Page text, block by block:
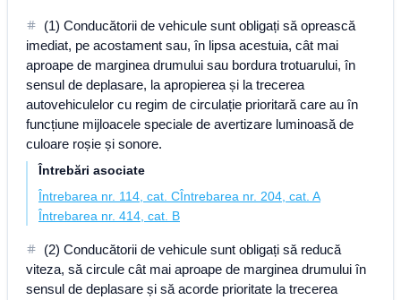
(1) Conducătorii de vehicule sunt obligați să oprească
imediat, pe acostament sau, în lipsa acestuia, cât mai
aproape de marginea drumului sau bordura trotuarului, în
sensul de deplasare, la apropierea și la trecerea
autovehiculelor cu regim de circulație prioritară care au în
funcțiune mijloacele speciale de avertizare luminoasă de
culoare roșie și sonore.
Întrebări asociate
Întrebarea nr. 114, cat. CÎntrebarea nr. 204, cat. A
Întrebarea nr. 414, cat. B
(2) Conducătorii de vehicule sunt obligați să reducă
viteza, să circule cât mai aproape de marginea drumului în
sensul de deplasare și să acorde prioritate la trecerea